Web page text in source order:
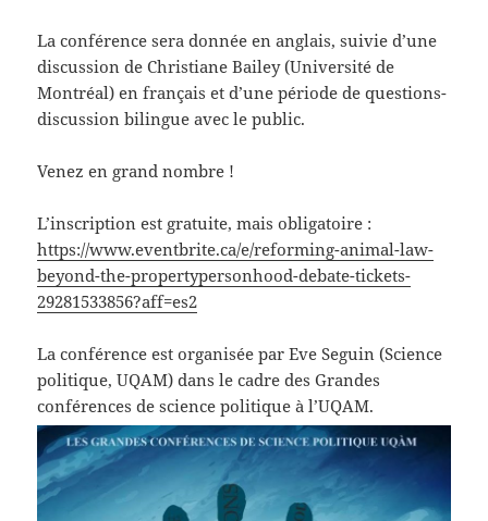
La conférence sera donnée en anglais, suivie d’une
discussion de Christiane Bailey (Université de
Montréal) en français et d’une période de questions-
discussion bilingue avec le public.
Venez en grand nombre !
L’inscription est gratuite, mais obligatoire :
https://www.eventbrite.ca/e/reforming-animal-law-
beyond-the-propertypersonhood-debate-tickets-
29281533856?aff=es2
La conférence est organisée par Eve Seguin (Science
politique, UQAM) dans le cadre des Grandes
conférences de science politique à l’UQAM.